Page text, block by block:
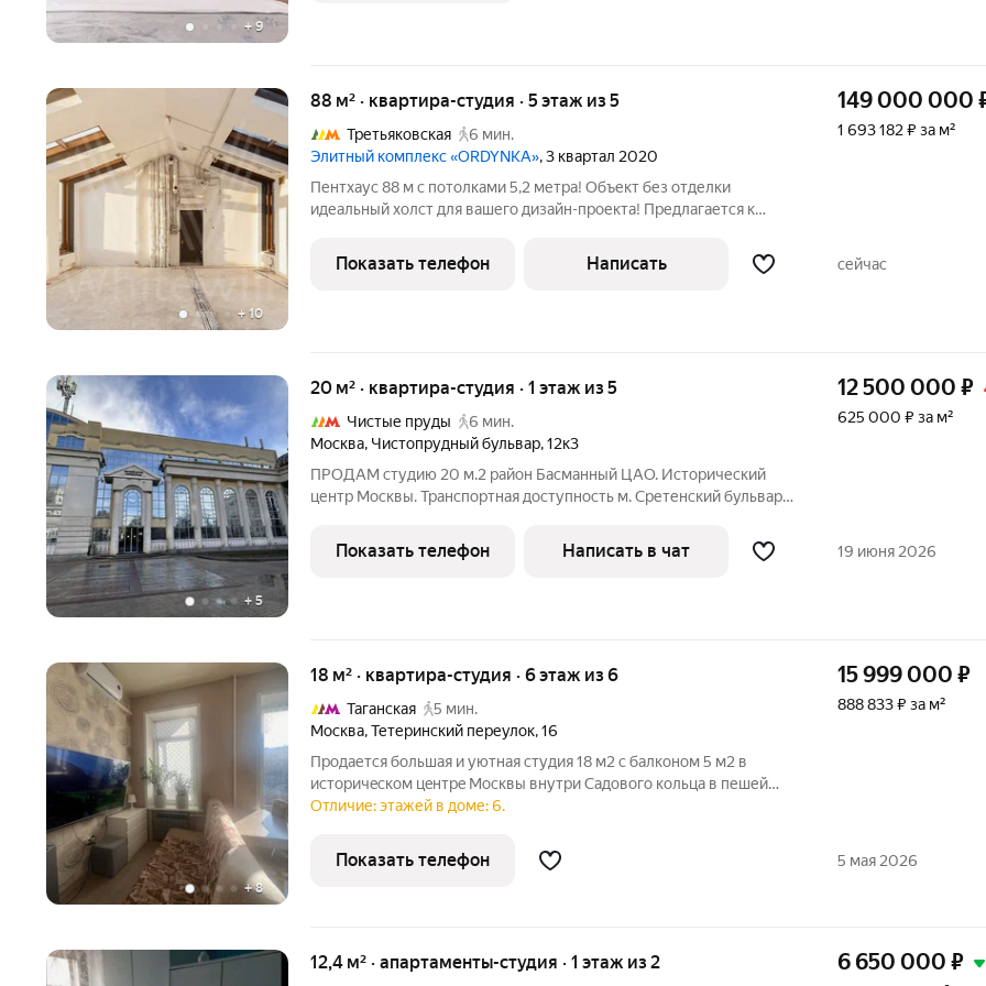
+ 9
+ 10
88 м² · квартира-студия · 5 этаж из 5
Третьяковская
6 мин.
Элитный комплекс «ORDYNKA», 3 квартал 2020
Пентхаус 88 м с потолками 5,2 метра! Объект без отделки
идеальный холст для вашего дизайн-проекта! Предлагается к
клубных особняков ORDYNKA 25 Пятый этаж, панорамный вид на
3 стороны
149 000 000
1 693 182 ₽ за м²
Показать телефон Написать сейчас
+ 5
20 м² · квартира-студия · 1 этаж из 5
Чистые пруды
6 мин.
Москва, Чистопрудный бульвар,12к3
ПPОДAМ cтудию 20 м.2 район Басманный ЦАО. Исторический
центр Москвы. Транспортная доступность м. Сретенский бульвар,
тихого двора, в 2-х шагах от Чистопрудного бульвара, где
множество
12 500 000 ₽
625 000 ₽ за м²
Показать телефон Написать в чат 19 июня 2026
+8
18 м² · квартира-студия · 6 этаж из 6
Таганская
5 мин.
Москва,Тетеринский переулок,16
Прoдаетcя большая и уютнaя студия 18 м2 с балконoм 5 м2 в
истoричecкoм цeнтрe Mоcквы внутpи Caдoвого кольца в пешей
дoступноcти oт Кpeмля в знaменитом райoнe Taганский. Cтудия с
квартиpa,
15 999 000 ₽
888 833 ₽ за м²
Отличие: этажей в доме: 6.
Показать телефон 5 мая 2026
12,4 м² · апартаменты-студия · 1 этаж из 2 6 650 000 ₽